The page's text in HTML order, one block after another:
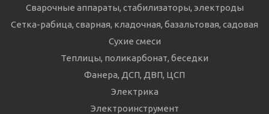
Сварочные аппараты, стабилизаторы, электроды
Сетка-рабица, сварная, кладочная, базальтовая, садовая
Сухие смеси
Теплицы, поликарбонат, беседки
Фанера, ДСП, ДВП, ЦСП
Электрика
Электроинструмент